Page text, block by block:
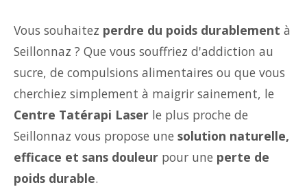
Vous souhaitez perdre du poids durablement à
Seillonnaz ? Que vous souffriez d'addiction au
sucre, de compulsions alimentaires ou que vous
cherchiez simplement à maigrir sainement, le
Centre Tatérapi Laser le plus proche de
Seillonnaz vous propose une solution naturelle,
efficace et sans douleur pour une perte de
poids durable.